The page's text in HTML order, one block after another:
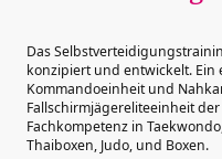
Das
konzipiert und entwickelt.
Kommandoeinheit und
Fallschirmjägereliteeinheit
Fachkompetenz in
Thaiboxen, Judo, und Boxen.